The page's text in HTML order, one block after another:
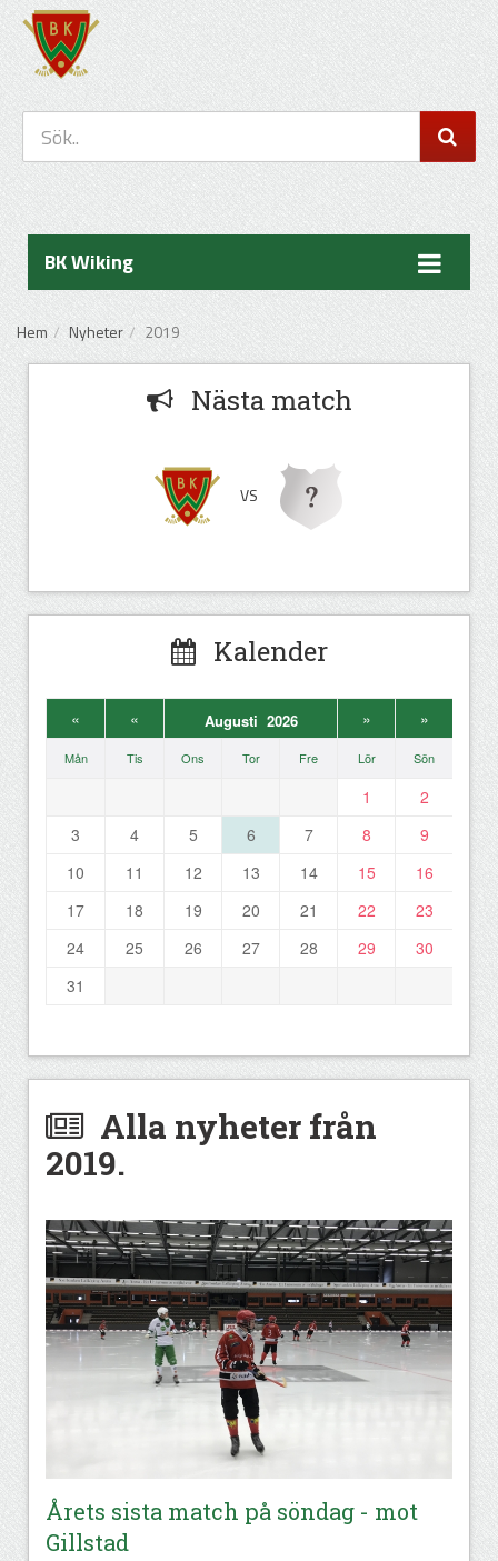
BK Wiking
Hem Nyheter 2019
Nästa match
VS
Kalender
« « Augusti 2026 » »
Mån Tis Ons Tor Fre Lör Sön
1
2
3
4 5 6 7 8
9
10
11 12 13 14 15
16
17
18 19 20 21 22
23
24
25 26 27 28 29
30
31
Alla nyheter från
2019.
Årets sista match på söndag - mot
Gillstad